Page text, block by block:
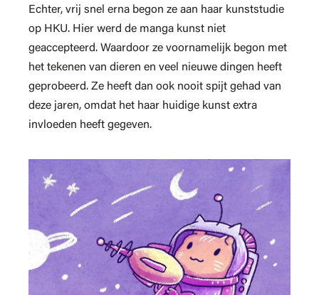
Echter, vrij snel erna begon ze aan haar kunststudie
op HKU. Hier werd de manga kunst niet
geaccepteerd. Waardoor ze voornamelijk begon met
het tekenen van dieren en veel nieuwe dingen heeft
geprobeerd. Ze heeft dan ook nooit spijt gehad van
deze jaren, omdat het haar huidige kunst extra
invloeden heeft gegeven.